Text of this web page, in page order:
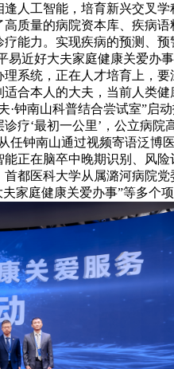
人工智能，培育新兴交叉
质量的病院资本库、疾病
能力。实现疾病的预测、
易近好大夫家庭健康关爱
系统，正在人才培育上，
合本人的大夫，当前人类
·钟南山科普结合尝试室”
疗‘最初一公里’，公立病
任钟南山通过视频寄语泛
正在脑卒中晚期识别、风
都医科大学从属潞河病院
家庭健康关爱办事”等多个